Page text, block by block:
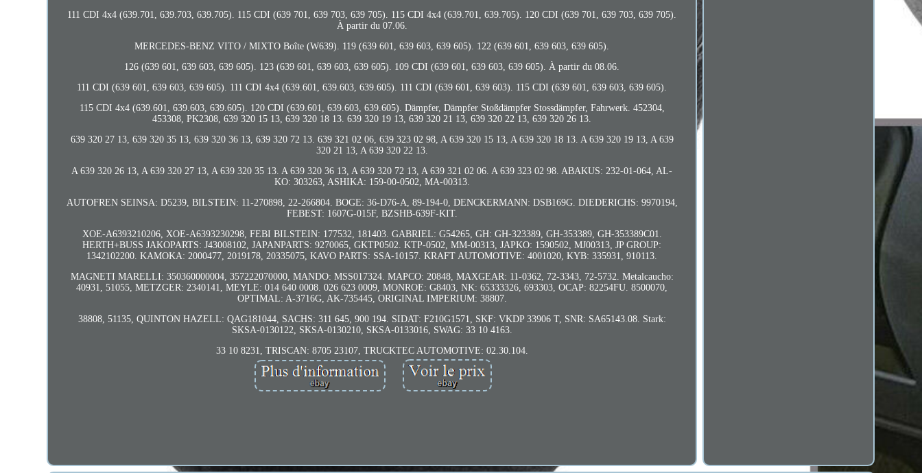
111 CDI 4x4 (639.701, 639.703, 639.705). 115 CDI (639 701, 639 703, 639 705). 115 CDI 4x4 (639.701, 639.705). 120 CDI (639 701, 639 703, 639 705).
À partir du 07.06.
MERCEDES-BENZ VITO / MIXTO Boîte (W639). 119 (639 601, 639 603, 639 605). 122 (639 601, 639 603, 639 605).
126 (639 601, 639 603, 639 605). 123 (639 601, 639 603, 639 605). 109 CDI (639 601, 639 603, 639 605). À partir du 08.06.
111 CDI (639 601, 639 603, 639 605). 111 CDI 4x4 (639.601, 639.603, 639.605). 111 CDI (639 601, 639 603). 115 CDI (639 601, 639 603, 639 605).
115 CDI 4x4 (639.601, 639.603, 639.605). 120 CDI (639.601, 639.603, 639.605). Dämpfer, Dämpfer Stoßdämpfer Stossdämpfer, Fahrwerk. 452304,
453308, PK2308, 639 320 15 13, 639 320 18 13. 639 320 19 13, 639 320 21 13, 639 320 22 13, 639 320 26 13.
639 320 27 13, 639 320 35 13, 639 320 36 13, 639 320 72 13. 639 321 02 06, 639 323 02 98, A 639 320 15 13, A 639 320 18 13. A 639 320 19 13, A 639
320 21 13, A 639 320 22 13.
A 639 320 26 13, A 639 320 27 13, A 639 320 35 13. A 639 320 36 13, A 639 320 72 13, A 639 321 02 06. A 639 323 02 98. ABAKUS: 232-01-064, AL-
KO: 303263, ASHIKA: 159-00-0502, MA-00313.
AUTOFREN SEINSA: D5239, BILSTEIN: 11-270898, 22-266804. BOGE: 36-D76-A, 89-194-0, DENCKERMANN: DSB169G. DIEDERICHS: 9970194,
FEBEST: 1607G-015F, BZSHB-639F-KIT.
XOE-A6393210206, XOE-A6393230298, FEBI BILSTEIN: 177532, 181403. GABRIEL: G54265, GH: GH-323389, GH-353389, GH-353389C01.
HERTH+BUSS JAKOPARTS: J43008102, JAPANPARTS: 9270065, GKTP0502. KTP-0502, MM-00313, JAPKO: 1590502, MJ00313, JP GROUP:
1342102200. KAMOKA: 2000477, 2019178, 20335075, KAVO PARTS: SSA-10157. KRAFT AUTOMOTIVE: 4001020, KYB: 335931, 910113.
MAGNETI MARELLI: 350360000004, 357222070000, MANDO: MSS017324. MAPCO: 20848, MAXGEAR: 11-0362, 72-3343, 72-5732. Metalcaucho:
40931, 51055, METZGER: 2340141, MEYLE: 014 640 0008. 026 623 0009, MONROE: G8403, NK: 65333326, 693303, OCAP: 82254FU. 8500070,
OPTIMAL: A-3716G, AK-735445, ORIGINAL IMPERIUM: 38807.
38808, 51135, QUINTON HAZELL: QAG181044, SACHS: 311 645, 900 194. SIDAT: F210G1571, SKF: VKDP 33906 T, SNR: SA65143.08. Stark:
SKSA-0130122, SKSA-0130210, SKSA-0133016, SWAG: 33 10 4163.
33 10 8231, TRISCAN: 8705 23107, TRUCKTEC AUTOMOTIVE: 02.30.104.